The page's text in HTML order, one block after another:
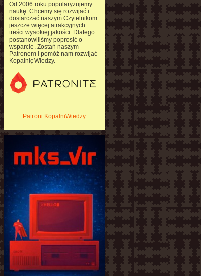
Od 2006 roku popularyzujemy
naukę. Chcemy się rozwijać i
dostarczać naszym Czytelnikom
jeszcze więcej atrakcyjnych
treści wysokiej jakości. Dlatego
postanowiliśmy poprosić o
wsparcie. Zostań naszym
Patronem i pomóż nam rozwijać
KopalnięWiedzy.
Patroni KopalniWiedzy